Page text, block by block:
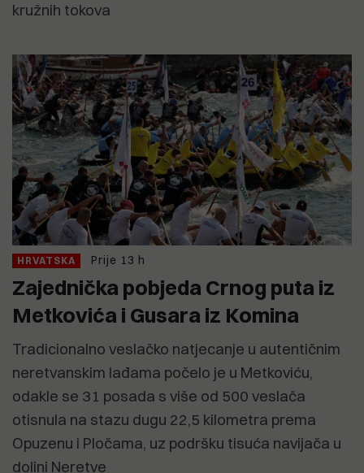
kružnih tokova
HRVATSKA Prije 13 h
Zajednička pobjeda Crnog puta iz
Metkovića i Gusara iz Komina
Tradicionalno veslačko natjecanje u autentičnim
neretvanskim lađama počelo je u Metkoviću,
odakle se 31 posada s više od 500 veslača
otisnula na stazu dugu 22,5 kilometra prema
Opuzenu i Pločama, uz podršku tisuća navijača u
dolini Neretve